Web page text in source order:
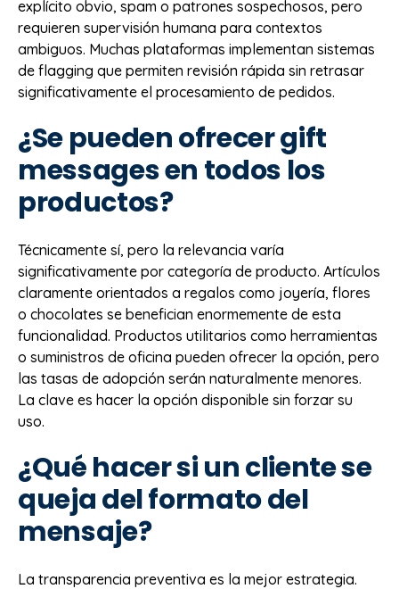
explícito obvio, spam o patrones sospechosos, pero
requieren supervisión humana para contextos
ambiguos. Muchas plataformas implementan sistemas
de flagging que permiten revisión rápida sin retrasar
significativamente el procesamiento de pedidos.
¿Se pueden ofrecer gift
messages en todos los
productos?
Técnicamente sí, pero la relevancia varía
significativamente por categoría de producto. Artículos
claramente orientados a regalos como joyería, flores
o chocolates se benefician enormemente de esta
funcionalidad. Productos utilitarios como herramientas
o suministros de oficina pueden ofrecer la opción, pero
las tasas de adopción serán naturalmente menores.
La clave es hacer la opción disponible sin forzar su
uso.
¿Qué hacer si un cliente se
queja del formato del
mensaje?
La transparencia preventiva es la mejor estrategia.